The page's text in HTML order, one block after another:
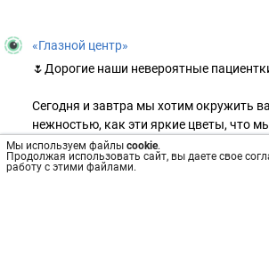
Мы используем файлы cookie.
Продолжая использовать сайт, вы даете свое
работу с этими файлами.
«Глазной центр»
🌷Дорогие наши невероятные
Сегодня и завтра мы хотим окружить
нежностью, как эти яркие цветы, что
специально для вас!